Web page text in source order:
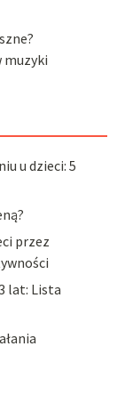
muzyki
u dzieci: 5
przez
lat: Lista